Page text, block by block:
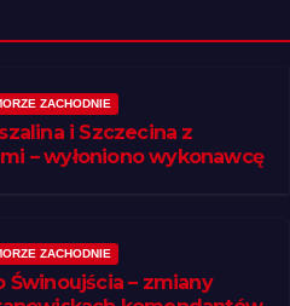
ZACHODNIE
i Szczecina z
– wyłoniono wykonawcę
ZACHODNIE
Świnoujścia – zmiany